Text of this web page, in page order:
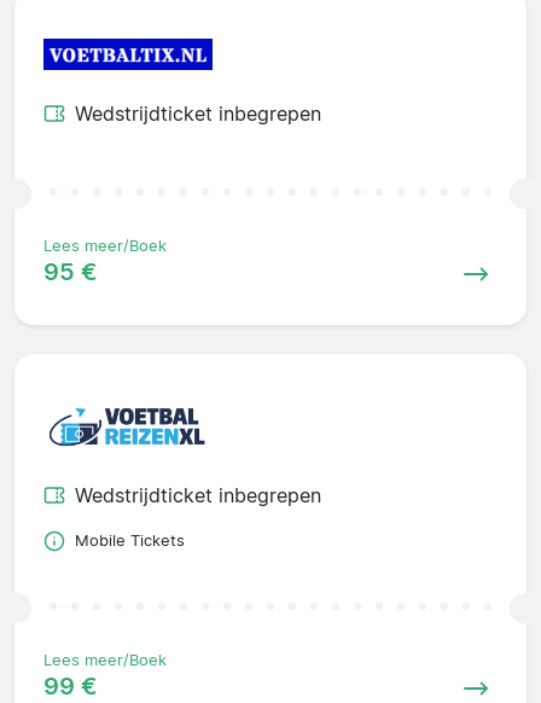
Wedstrijdticket inbegrepen
Lees meer/Boek
95 €
Wedstrijdticket inbegrepen
Mobile Tickets
Lees meer/Boek
99 €